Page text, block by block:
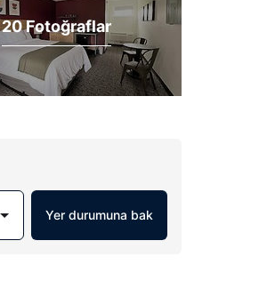
20 Fotoğraflar
Yer durumuna bak